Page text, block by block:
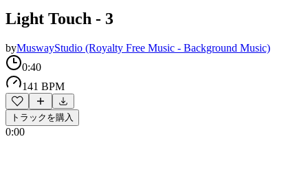
Light Touch - 3
byMuswayStudio (Royalty Free Music - Background Music)
0:40
141 BPM
トラックを購入
0:00